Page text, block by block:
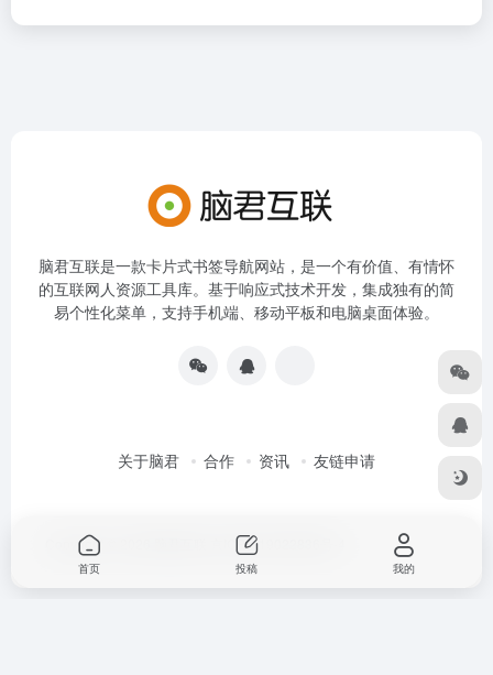
脑君互联是一款卡片式书签导航网站，是一个有价值、有情怀
的互联网人资源工具库。基于响应式技术开发，集成独有的简
易个性化菜单，支持手机端、移动平板和电脑桌面体验。
关于脑君 合作 资讯 友链申请
Copyright © 2026 京ICP备19022836号-4
首页 投稿 我的